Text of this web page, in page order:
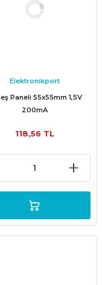
Elektronikport
Paneli 55x55mm 1,5V
200mA
118,56 TL